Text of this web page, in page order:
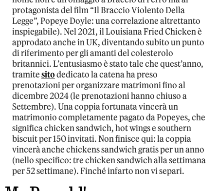
protagonista del film “Il Braccio Violento Della
Legge”, Popeye Doyle: una correlazione altrettanto
inspiegabile). Nel 2021, il Louisiana Fried Chicken è
approdato anche in UK, diventando subito un punto
di riferimento per gli amanti del colesterolo
britannici. L’entusiasmo è stato tale che quest’anno,
tramitesitodedicato la catena ha preso
prenotazioni per organizzare matrimoni fino al
dicembre 2024 (le prenotazioni hanno chiuso a
Settembre). Una coppia fortunata vincerà un
matrimonio completamente pagato da Popeyes, che
significa chicken sandwich, hot wings e southern
biscuit per 150 invitati. Non finisce qui: la coppia
vincerà anche chickens sandwich gratis per un anno
(nello specifico: tre chicken sandwich alla settimana
per 52 settimane). Finché infarto non vi separi.